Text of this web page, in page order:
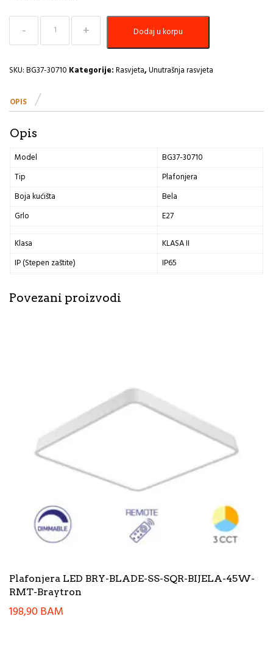
Plafonjera
senzorom
IP
Napoli
količina
Dodaj u korpu
SKU:BG37-30710 Kategorije:Rasvjeta,Unutrašnja rasvjeta
OPIS
Opis
Model
BG37-30710
Tip
Plafonjera
Boja kućišta
Bela
Grlo
E27
Klasa
KLASA II
IP (Stepen zaštite)
IP65
Povezani proizvodi
Plafonjera LED BRY-BLADE-SS-SQR-BIJELA-45W-
RMT-Braytron
198,90BAM